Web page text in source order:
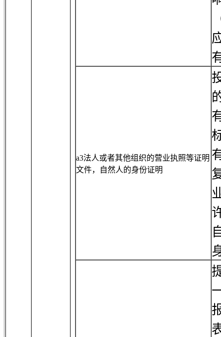
a3法人或者其他组织的营业执照等证明
文件，自然人的身份证明